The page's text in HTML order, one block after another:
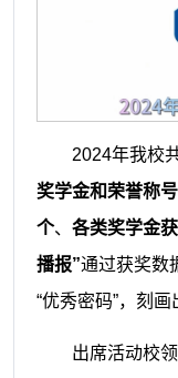
2024年我校
奖学金和荣誉称
个、 各类奖学金
播报”通过获奖数
“优秀密码”，刻
出席活动校